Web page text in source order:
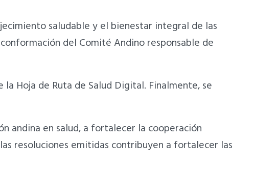
saludable y el bienestar integral de las
del Comité Andino responsable de
Hoja de Ruta de Salud Digital. Finalmente, se
andina en salud, a fortalecer la cooperación
resoluciones emitidas contribuyen a fortalecer las